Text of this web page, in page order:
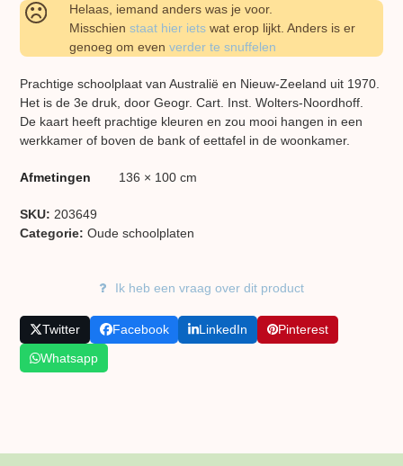
Helaas, iemand anders was je voor.
Misschienstaat hier iets wat erop lijkt. Anders is er
genoeg om evenverder te snuffelen
Prachtige schoolplaat van Australië en Nieuw-Zeeland uit 1970.
Het is de 3e druk, door Geogr. Cart. Inst. Wolters-Noordhoff.
De kaart heeft prachtige kleuren en zou mooi hangen in een
werkkamer of boven de bank of eettafel in de woonkamer.
Afmetingen 136 × 100 cm
SKU: 203649
Categorie:Oude schoolplaten
Ik heb een vraag over dit product
Twitter Facebook LinkedIn
Pinterest
Whatsapp